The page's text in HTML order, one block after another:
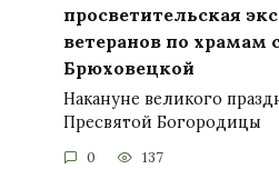
просветительская
ветеранов по храмам
Брюховецкой
Накануне великого
Пресвятой Богородицы
0 137